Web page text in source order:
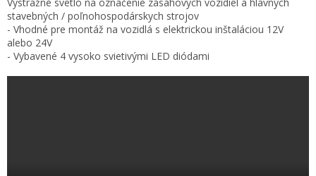
Výstražné svetlo na označenie zásahových vozidiel a hlavných
stavebných / poľnohospodárskych strojov
- Vhodné pre montáž na vozidlá s elektrickou inštaláciou 12V
alebo 24V
- Vybavené 4 vysoko svietivými LED diódami